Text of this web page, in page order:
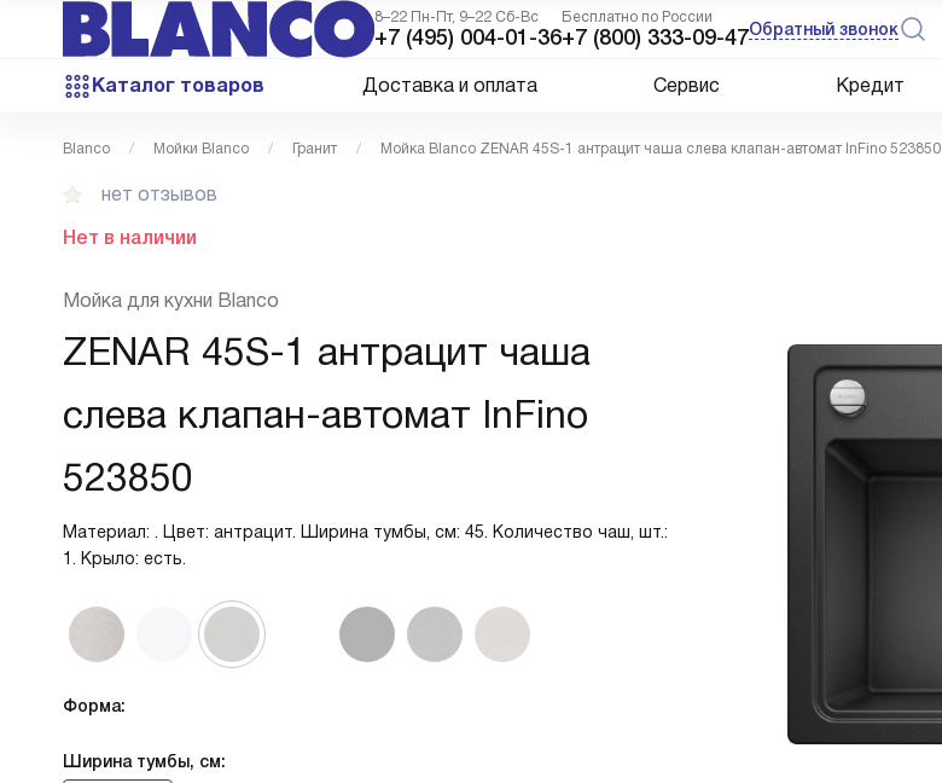
8–22 Пн-Пт, 9–22 Сб-Вс
+7 (495) 004-01-36
Бесплатно по России
+7 (800) 333-09-47Обратный звонок
Каталог товаров Доставка и оплата Сервис Кредит
Blanco Мойки Blanco Гранит Мойка Blanco ZENAR 45S-1 антрацит чаша слева клапан-автомат InFino 523850
нет отзывов
Нет в наличии
Мойка для кухни Blanco
ZENAR 45S-1 антрацит чаша
слева клапан-автомат InFino
523850
Материал: . Цвет: антрацит. Ширина тумбы, см: 45. Количество чаш, шт.:
1. Крыло: есть.
Форма:
Ширина тумбы, см: